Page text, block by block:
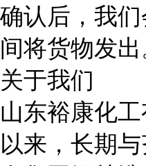
确认后，我
间将货物发出
关于我们
山东裕康化
以来，长期